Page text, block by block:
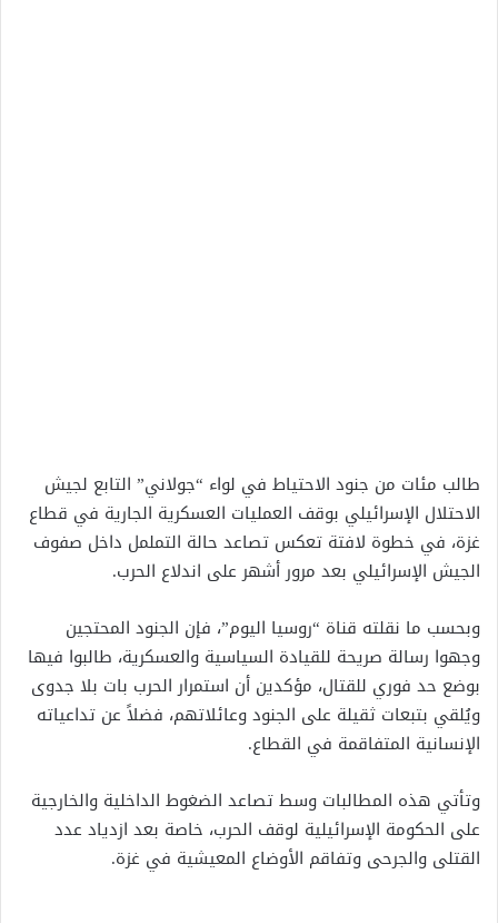
طالب مئات من جنود الاحتياط في لواء “جولاني” التابع لجيش
الاحتلال الإسرائيلي بوقف العمليات العسكرية الجارية في قطاع
غزة، في خطوة لافتة تعكس تصاعد حالة التململ داخل صفوف
الجيش الإسرائيلي بعد مرور أشهر على اندلاع الحرب.
وبحسب ما نقلته قناة “روسيا اليوم”، فإن الجنود المحتجين
وجهوا رسالة صريحة للقيادة السياسية والعسكرية، طالبوا فيها
بوضع حد فوري للقتال، مؤكدين أن استمرار الحرب بات بلا جدوى
ويُلقي بتبعات ثقيلة على الجنود وعائلاتهم، فضلاً عن تداعياته
الإنسانية المتفاقمة في القطاع.
وتأتي هذه المطالبات وسط تصاعد الضغوط الداخلية والخارجية
على الحكومة الإسرائيلية لوقف الحرب، خاصة بعد ازدياد عدد
القتلى والجرحى وتفاقم الأوضاع المعيشية في غزة.